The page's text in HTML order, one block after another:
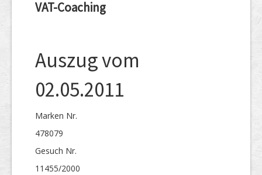
VAT-Coaching
Auszug vom
02.05.2011
Marken Nr.
478079
Gesuch Nr.
11455/2000